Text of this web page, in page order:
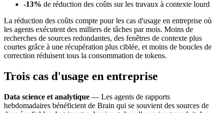
-13% de réduction des coûts sur les travaux à contexte lourd
La réduction des coûts compte pour les cas d'usage en entreprise où
les agents exécutent des milliers de tâches par mois. Moins de
recherches de sources redondantes, des fenêtres de contexte plus
courtes grâce à une récupération plus ciblée, et moins de boucles de
correction réduisent tous la consommation de tokens.
Trois cas d'usage en entreprise
Data science et analytique — Les agents de rapports
hebdomadaires bénéficient de Brain qui se souvient des sources de